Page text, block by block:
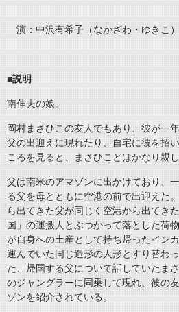
演：中沢有希子（なかざわ・ゆきこ）
■説明
南伸夫の娘。
岡村まさひこの友人でもあり、彼が一
父の出迎えに現れたり、自宅に彼を招
ころを見ると、まさひことはかなり親
父は南米のアマゾンに出かけており、
る父を母とともに空港の前で出迎えた
ら出てきた父が同じく空港から出てき
国」の運搬人とぶつかって落とした荷
が自身への土産として持ち帰ったイン
運んでいた同じ造形の人形とすり替わ
た、帰国する父について話していたま
のジャングラーに同乗して現れ、彼の
ゾンを紹介されている。